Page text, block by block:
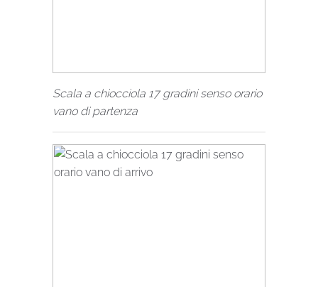
Scala a chiocciola 17 gradini senso orario
vano di partenza